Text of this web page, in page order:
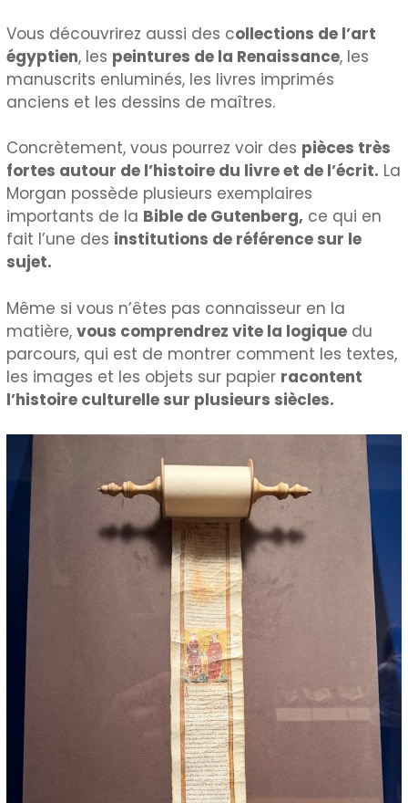
Vous découvrirez aussi des collections de l’art
égyptien, les peintures de la Renaissance, les
manuscrits enluminés, les livres imprimés
anciens et les dessins de maîtres.
Concrètement, vous pourrez voir des pièces très
fortes autour de l’histoire du livre et de l’écrit. La
Morgan possède plusieurs exemplaires
importants de la Bible de Gutenberg, ce qui en
fait l’une des institutions de référence sur le
sujet.
Même si vous n’êtes pas connaisseur en la
matière,vous comprendrez vite la logique du
parcours, qui est de montrer comment les textes,
les images et les objets sur papier racontent
l’histoire culturelle sur plusieurs siècles.